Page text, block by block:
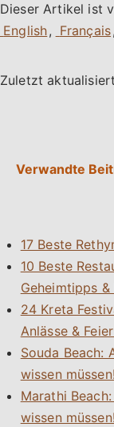
Dieser Artikel ist
,
,
Zuletzt
Verwandte
17 Beste
10 Beste
Geheimtipps &
24 Kreta
Anlässe &
Souda Beach:
wissen müssen!
Marathi
wissen müssen!